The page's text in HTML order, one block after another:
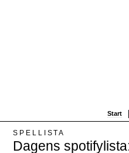
Start
SPELLISTA
Dagens